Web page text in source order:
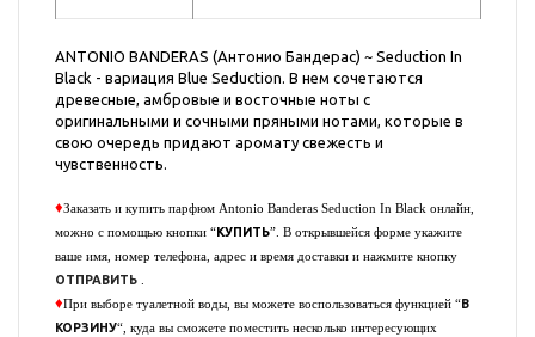
ANTONIO BANDERAS (Антонио Бандерас) ~ Seduction In
Black - вариация Blue Seduction. В нем сочетаются
древесные, амбровые и восточные ноты с
оригинальными и сочными пряными нотами, которые в
свою очередь придают аромату свежесть и
чувственность.
♦Заказать и купить парфюм Antonio Banderas Seduction In Black онлайн,
можно с помощью кнопки “КУПИТЬ”. В открывшейся форме укажите
ваше имя, номер телефона, адрес и время доставки и нажмите кнопку
ОТПРАВИТЬ
♦При выборе туалетной воды, вы можете воспользоваться функцией “В
КОРЗИНУ“, куда вы сможете поместить несколько интересующих